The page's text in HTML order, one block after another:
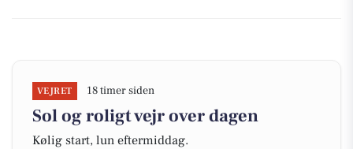
VEJRET 18 timer siden
Sol og roligt vejr over dagen
Kølig start, lun eftermiddag.